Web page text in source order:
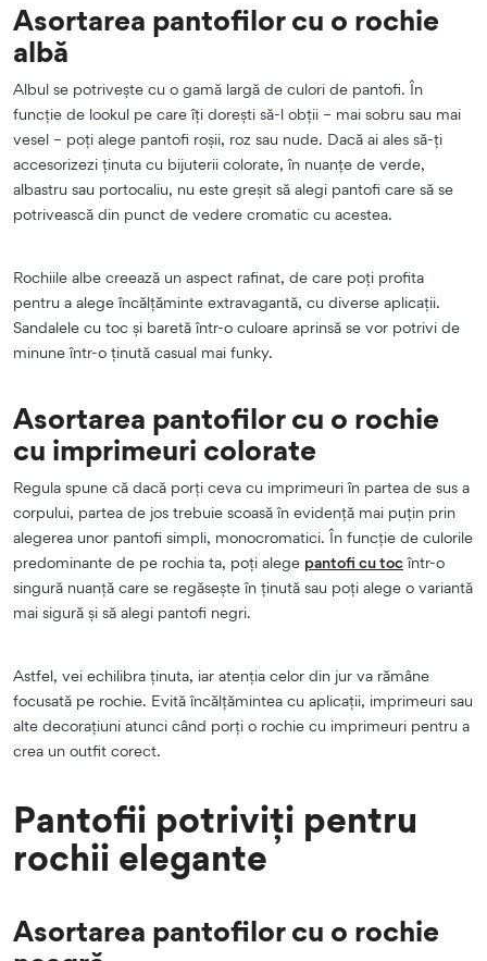
Asortarea pantofilor cu o rochie
albă
Albul se potrivește cu o gamă largă de culori de pantofi. În
funcție de lookul pe care îți dorești să-l obții – mai sobru sau mai
vesel – poți alege pantofi roșii, roz sau nude. Dacă ai ales să-ți
accesorizezi ținuta cu bijuterii colorate, în nuanțe de verde,
albastru sau portocaliu, nu este greșit să alegi pantofi care să se
potrivească din punct de vedere cromatic cu acestea.
Rochiile albe creează un aspect rafinat, de care poți profita
pentru a alege încălțăminte extravagantă, cu diverse aplicații.
Sandalele cu toc și baretă într-o culoare aprinsă se vor potrivi de
minune într-o ținută casual mai funky.
Asortarea pantofilor cu o rochie
cu imprimeuri colorate
Regula spune că dacă porți ceva cu imprimeuri în partea de sus a
corpului, partea de jos trebuie scoasă în evidență mai puțin prin
alegerea unor pantofi simpli, monocromatici. În funcție de culorile
predominante de pe rochia ta, poți alege pantofi cu tocîntr-o
singură nuanță care se regăsește în ținută sau poți alege o variantă
mai sigură și să alegi pantofi negri.
Astfel, vei echilibra ținuta, iar atenția celor din jur va rămâne
focusată pe rochie. Evită încălțămintea cu aplicații, imprimeuri sau
alte decorațiuni atunci când porți o rochie cu imprimeuri pentru a
crea un outfit corect.
Pantofii potriviți pentru
rochii elegante
Asortarea pantofilor cu o rochie